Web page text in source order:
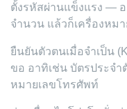
ตั้งรหัสผ่านแข็งแรง —
จำนวน แล้วก็เครื่องหมา
ยืนยันตัวตนเมื่อจำเป็น
ขอ อาทิเช่น บัตรประจ
หมายเลขโทรศัพท์